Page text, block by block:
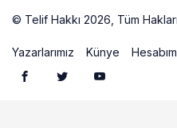
© Telif Hakkı 2026, Tüm Hakları
Yazarlarımız Künye Hesabım